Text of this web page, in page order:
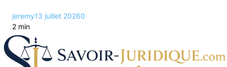
jeremy13 juillet 20260
2 min